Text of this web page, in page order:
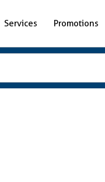
Services Promotions